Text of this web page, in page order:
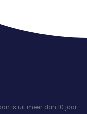
is uit meer dan 10 jaar